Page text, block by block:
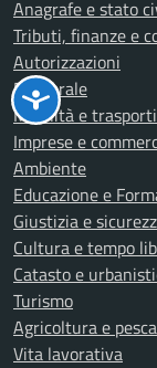
Anagrafe e stato
Tributi, finanze e
Autorizzazioni
Elettorale
Mobilità e trasporti
Imprese e
Ambiente
Educazione e
Giustizia e
Cultura e tempo
Catasto e
Turismo
Agricoltura e pesca
Vita lavorativa